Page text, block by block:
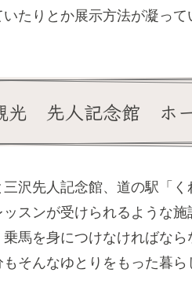
たりとか展示方法が凝って
光 先人記念館 ホ
沢先人記念館、道の駅「く
スンが受けられるような
馬を身につけなければな
そんなゆとりをもった暮